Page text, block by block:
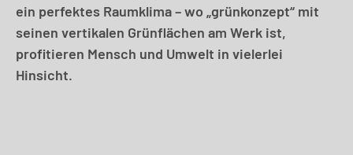
ein perfektes Raumklima – wo „grünkonzept“ mit
seinen vertikalen Grünflächen am Werk ist,
profitieren Mensch und Umwelt in vielerlei
Hinsicht.